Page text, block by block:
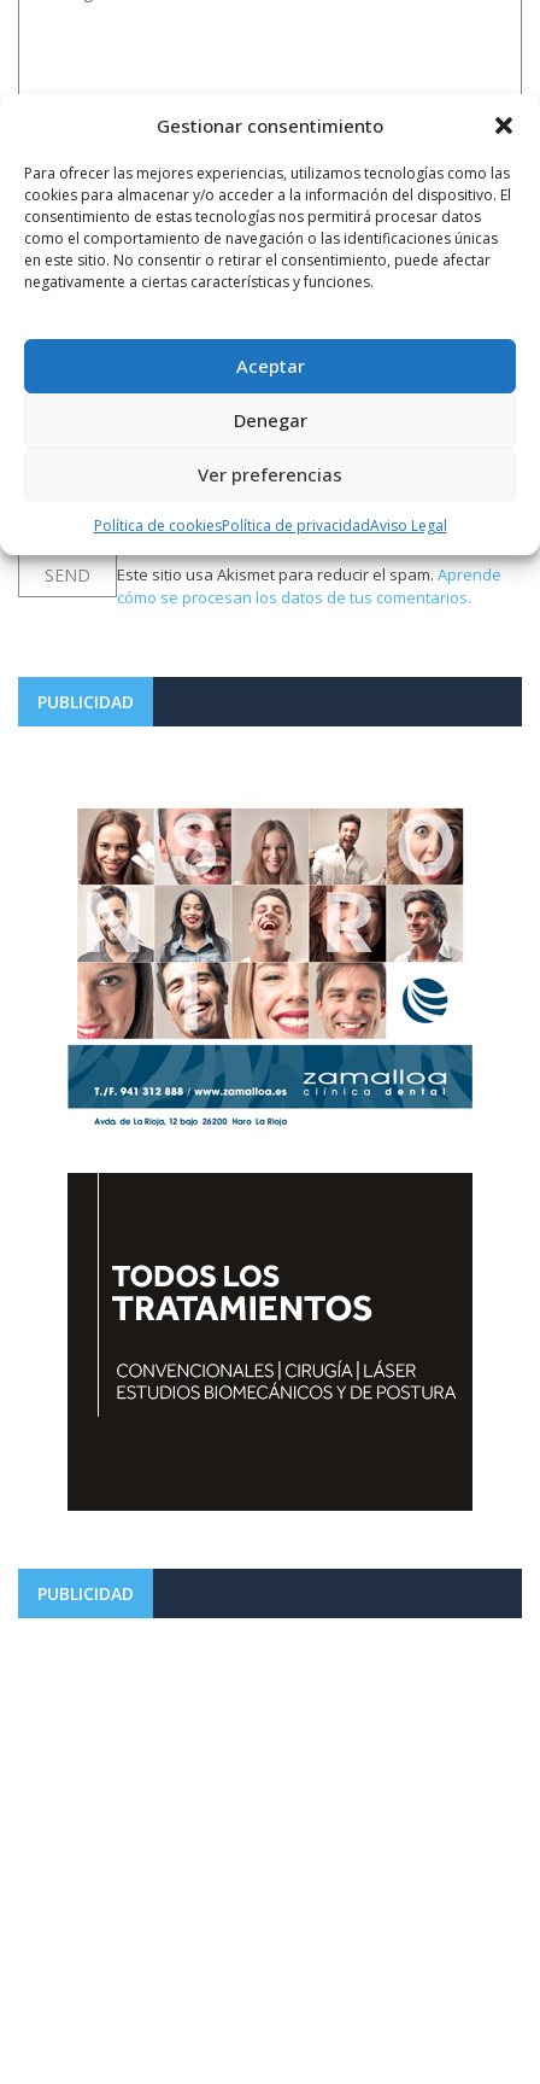
Gestionar consentimiento
Para ofrecer las mejores experiencias, utilizamos tecnologías como las
cookies para almacenar y/o acceder a la información del dispositivo. El
consentimiento de estas tecnologías nos permitirá procesar datos
como el comportamiento de navegación o las identificaciones únicas
en este sitio. No consentir o retirar el consentimiento, puede afectar
negativamente a ciertas características y funciones.
Aceptar
Denegar
Ver preferencias
Política de cookiesPolítica de privacidadAviso Legal
Notificarme vía correo electrónico cuando el comentario sea
aprobado.
Este sitio usa Akismet para reducir el spam.Aprende
cómo se procesan los datos de tus comentarios.
PUBLICIDAD
PUBLICIDAD